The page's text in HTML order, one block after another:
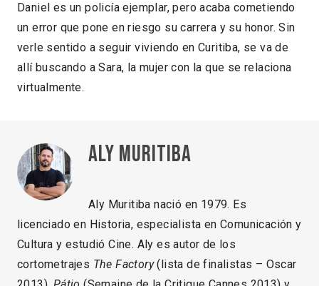
Daniel es un policía ejemplar, pero acaba cometiendo
un error que pone en riesgo su carrera y su honor. Sin
verle sentido a seguir viviendo en Curitiba, se va de
allí buscando a Sara, la mujer con la que se relaciona
virtualmente.
Aly Muritiba
Aly Muritiba nació en 1979. Es
licenciado en Historia, especialista en Comunicación y
Cultura y estudió Cine. Aly es autor de los
cortometrajes The Factory(lista de finalistas – Oscar